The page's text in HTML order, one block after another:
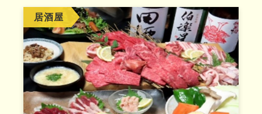
居酒屋